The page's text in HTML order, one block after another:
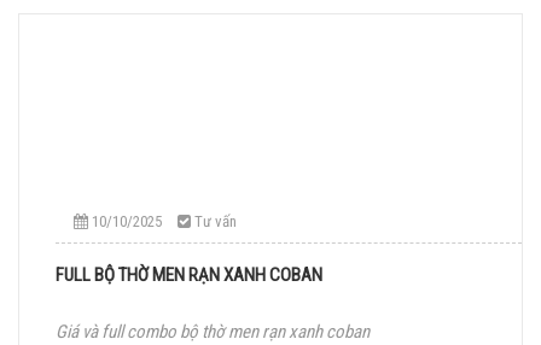
10/10/2025 Tư vấn
FULL BỘ THỜ MEN RẠN XANH COBAN
Giá và full combo bộ thờ men rạn xanh coban